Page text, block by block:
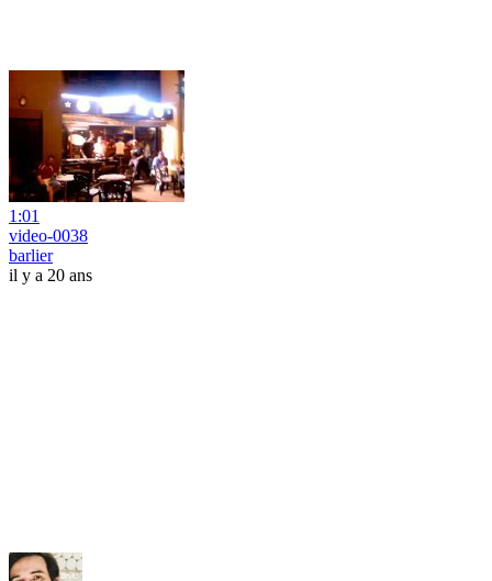
1:01
video-0038
barlier
il y a 20 ans